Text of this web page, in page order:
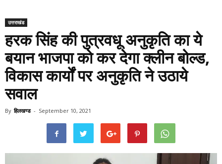
उत्तराखंड
हरक सिंह की पुत्रवधू अनुकृति का ये
बयान भाजपा को कर देगा क्लीन बोल्ड,
विकास कार्यों पर अनुकृति ने उठाये
सवाल
By हिलखण्ड - September 10, 2021